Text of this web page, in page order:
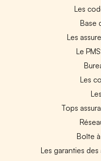
Les
Base
Les
Le
Les
Tops
Boîte
Les garanties